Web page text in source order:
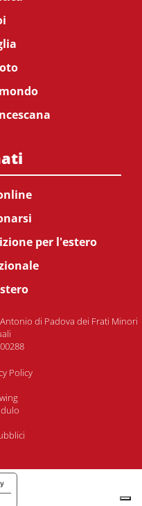
per l'estero
di Padova dei Frati Minori
Policy